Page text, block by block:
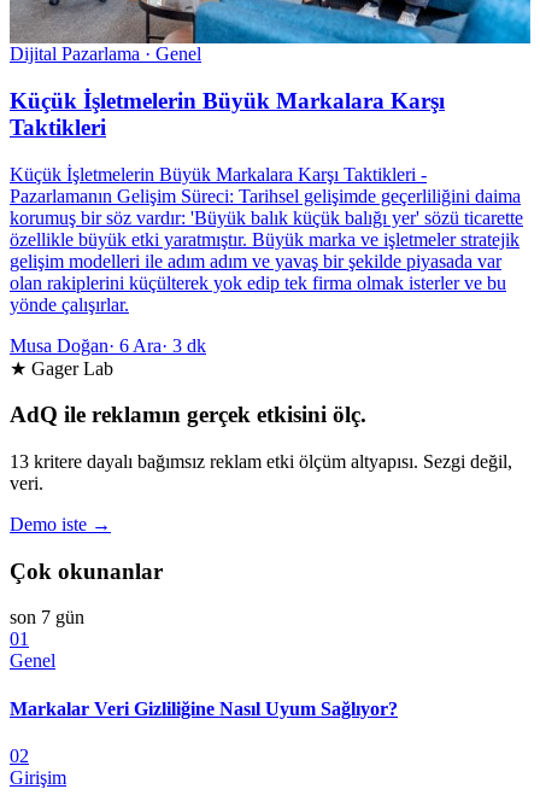
Dijital Pazarlama · Genel
Küçük İşletmelerin Büyük Markalara Karşı
Taktikleri
Küçük İşletmelerin Büyük Markalara Karşı Taktikleri -
Pazarlamanın Gelişim Süreci: Tarihsel gelişimde geçerliliğini daima
korumuş bir söz vardır: 'Büyük balık küçük balığı yer' sözü ticarette
özellikle büyük etki yaratmıştır. Büyük marka ve işletmeler stratejik
gelişim modelleri ile adım adım ve yavaş bir şekilde piyasada var
olan rakiplerini küçülterek yok edip tek firma olmak isterler ve bu
yönde çalışırlar.
Musa Doğan· 6 Ara· 3 dk
★ Gager Lab
AdQ ile reklamın gerçek etkisini ölç.
13 kritere dayalı bağımsız reklam etki ölçüm altyapısı. Sezgi değil,
veri.
Demo iste →
Çok okunanlar
son 7 gün
01
Genel
Markalar Veri Gizliliğine Nasıl Uyum Sağlıyor?
02
Girişim